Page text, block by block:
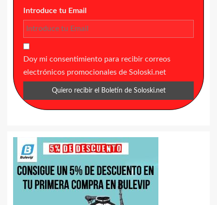
Introduce tu Email
Doy mi consentimiento para recibir correos
electrónicos promocionales de Soloski.net